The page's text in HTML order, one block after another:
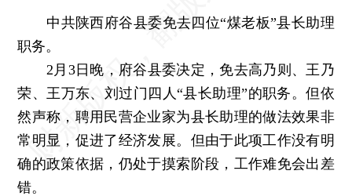
中共陕西府谷县委免去四位“煤老板”县长助理
职务。
2月3日晚，府谷县委决定，免去高乃则、王乃
荣、王万东、刘过门四人“县长助理”的职务。但依
然声称，聘用民营企业家为县长助理的做法效果非
常明显，促进了经济发展。但由于此项工作没有明
确的政策依据，仍处于摸索阶段，工作难免会出差
错。